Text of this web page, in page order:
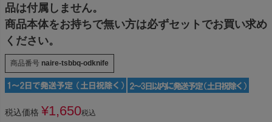
品は付属しません。
商品本体をお持ちで無い方は必ずセットでお買い求め
ください。
商品番号 naire-tsbbq-odknife
税込価格 ¥1,650税込